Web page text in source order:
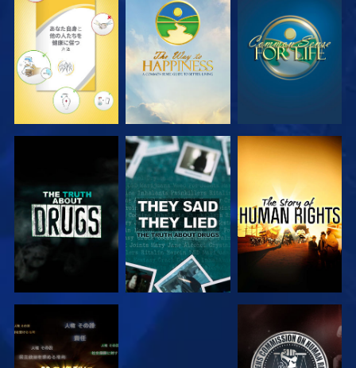
観る 観る 観る
観る 観る
観る